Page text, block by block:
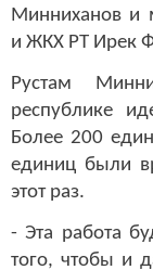
Минниханов и
и ЖКХ РТ Ирек
Рустам
республике
Более 200
единиц были
этот раз.
- Эта работа
того, чтобы и